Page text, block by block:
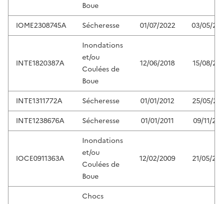
Boue
IOME2308745A Sécheresse 01/07/2022 03/05/
INTE1820387A
Inondations
et/ou
Coulées de
Boue
12/06/2018 15/08/
INTE1311772A Sécheresse 01/01/2012
25/05/
INTE1238676A
Sécheresse 01/01/2011 09/11/
IOCE0911363A
Inondations
et/ou
Coulées de
Boue
12/02/2009 21/05/
Chocs